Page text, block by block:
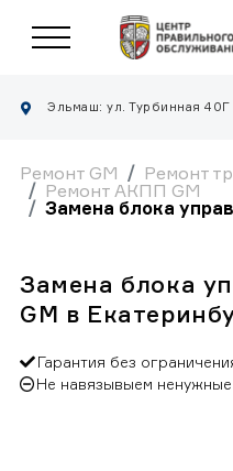
Эльмаш: ул. Турбинная 40Г
Ремонт GM
Ремонт
Ремонт АКПП GM
Замена блока
Замена блока
GM в
Гарантия без
Не навязывыем